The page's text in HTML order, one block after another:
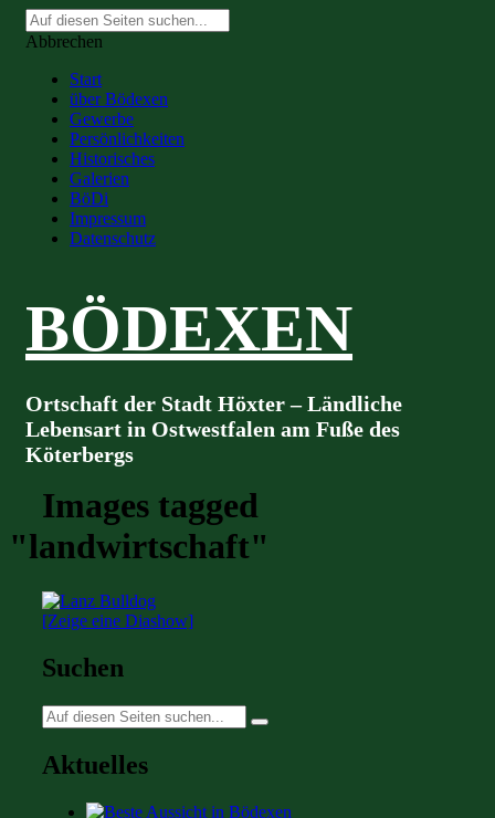
Suche
nach:
Abbrechen
Start
über Bödexen
Gewerbe
Persönlichkeiten
Historisches
Galerien
BöDi
Impressum
Datenschutz
BÖDEXEN
Ortschaft der Stadt Höxter – Ländliche
Lebensart in Ostwestfalen am Fuße des
Köterbergs
Images tagged
"landwirtschaft"
[Zeige eine Diashow]
Suchen
Suche
nach:
Aktuelles